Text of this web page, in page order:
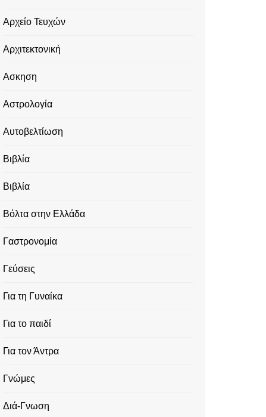
Αρχείο Τευχών
Αρχιτεκτονική
Ασκηση
Αστρολογία
Αυτοβελτίωση
Βιβλία
Βιβλία
Βόλτα στην Ελλάδα
Γαστρονομία
Γεύσεις
Για τη Γυναίκα
Για το παιδί
Για τον Άντρα
Γνώμες
Διά-Γνωση